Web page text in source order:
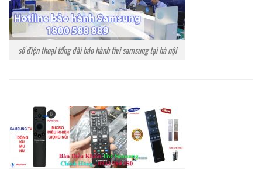
số điện thoại tổng đài bảo hành tivi samsung tại hà nội